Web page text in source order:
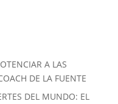
A LAS
DE LA FUENTE
DEL MUNDO: EL